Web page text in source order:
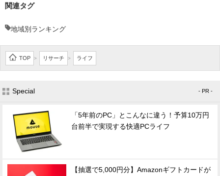
関連タグ
地域別ランキング
TOP > リサーチ > ライフ
Special - PR -
「5年前のPC」とこんなに違う！予算10万円
台前半で実現する快適PCライフ
【抽選で5,000円分】Amazonギフトカードが